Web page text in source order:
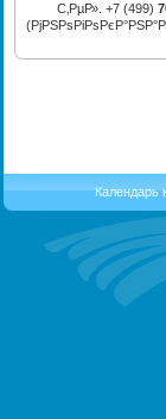
С‚РµР». +7 (499)
Календарь